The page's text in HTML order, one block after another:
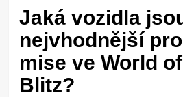
Jaká vozidla
nejvhodnější
mise ve World
Blitz?